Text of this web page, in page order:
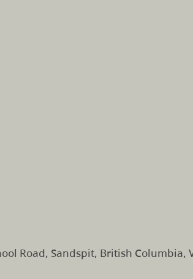
Road, Sandspit, British Columbia,